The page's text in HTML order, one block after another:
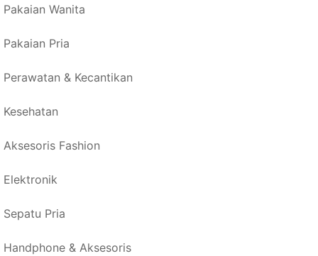
Pakaian Wanita
Pakaian Pria
Perawatan & Kecantikan
Kesehatan
Aksesoris Fashion
Elektronik
Sepatu Pria
Handphone & Aksesoris